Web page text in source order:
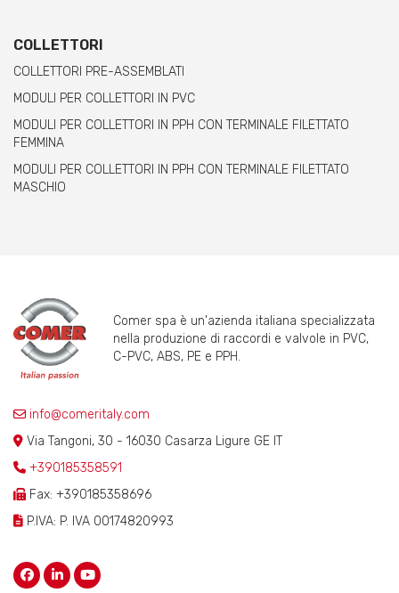
COLLETTORI
COLLETTORI PRE-ASSEMBLATI
MODULI PER COLLETTORI IN PVC
MODULI PER COLLETTORI IN PPH CON TERMINALE FILETTATO
FEMMINA
MODULI PER COLLETTORI IN PPH CON TERMINALE FILETTATO
MASCHIO
Comer spa è un'azienda italiana specializzata
nella produzione di raccordi e valvole in PVC,
C-PVC, ABS, PE e PPH.
info@comeritaly.com
Via Tangoni, 30 - 16030 Casarza Ligure GE IT
+390185358591
Fax: +390185358696
P.IVA: P. IVA 00174820993